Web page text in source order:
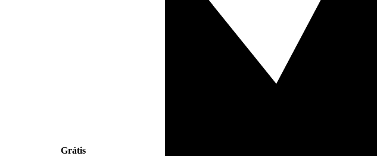
Grátis